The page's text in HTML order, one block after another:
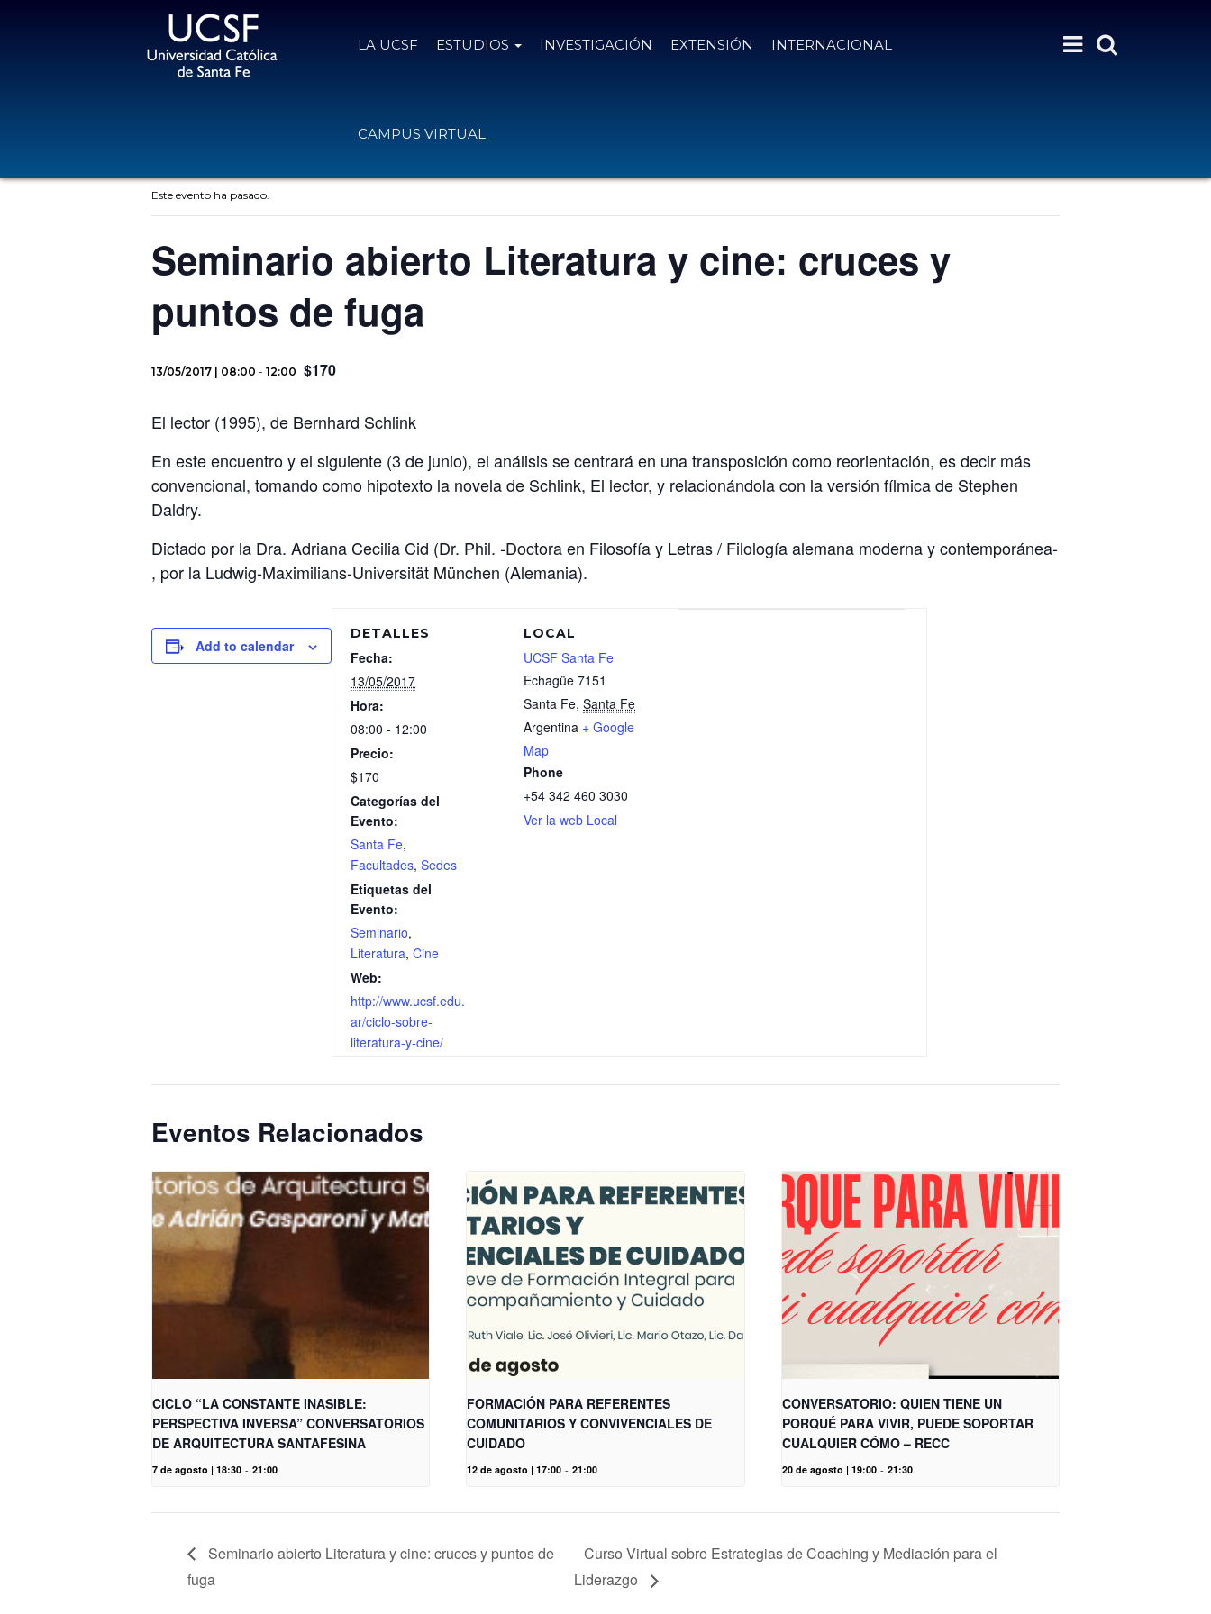
LA UCSF ESTUDIOS INVESTIGACIÓN EXTENSIÓN INTERNACIONAL
CAMPUS VIRTUAL
Este evento ha pasado.
Seminario abierto Literatura y cine: cruces y
puntos de fuga
13/05/2017 | 08:00 - 12:00 $170
El lector (1995), de Bernhard Schlink
En este encuentro y el siguiente (3 de junio), el análisis se centrará en una transposición como reorientación, es decir más
convencional, tomando como hipotexto la novela de Schlink, El lector, y relacionándola con la versión fílmica de Stephen
Daldry.
Dictado por la Dra. Adriana Cecilia Cid (Dr. Phil. -Doctora en Filosofía y Letras / Filología alemana moderna y contemporánea-
, por la Ludwig-Maximilians-Universität München (Alemania).
Add to calendar
DETALLES
Fecha:
13/05/2017
Hora:
08:00 - 12:00
Precio:
$170
Categorías del
Evento:
Santa Fe,
Facultades, Sedes
Etiquetas del
Evento:
Seminario,
Literatura, Cine
Web:
http://www.ucsf.edu.
ar/ciclo-sobre-
literatura-y-cine/
LOCAL
UCSF Santa Fe
Echagüe 7151
Santa Fe, Santa Fe
Argentina + Google
Map
Phone
+54 342 460 3030
Ver la web Local
Eventos Relacionados
CICLO “LA CONSTANTE INASIBLE:
PERSPECTIVA INVERSA” CONVERSATORIOS
DE ARQUITECTURA SANTAFESINA
7 de agosto | 18:30 - 21:00
FORMACIÓN PARA REFERENTES
COMUNITARIOS Y CONVIVENCIALES DE
CUIDADO
12 de agosto | 17:00 - 21:00
CONVERSATORIO: QUIEN TIENE UN
PORQUÉ PARA VIVIR, PUEDE SOPORTAR
CUALQUIER CÓMO – RECC
20 de agosto | 19:00 - 21:30
Seminario abierto Literatura y cine: cruces y puntos de
fuga
Curso Virtual sobre Estrategias de Coaching y Mediación para el
Liderazgo